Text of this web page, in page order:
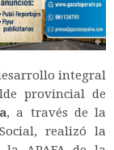
integral
provincial de
, a través de la
realizó la